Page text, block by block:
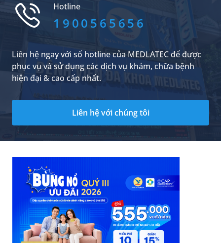
đó nhiều quý khách hàng chưa...
Hotline
1900565656
Liên hệ ngay với số hotline của MEDLATEC để được
phục vụ và sử dụng các dịch vụ khám, chữa bệnh
hiện đại & cao cấp nhất.
Liên hệ với chúng tôi